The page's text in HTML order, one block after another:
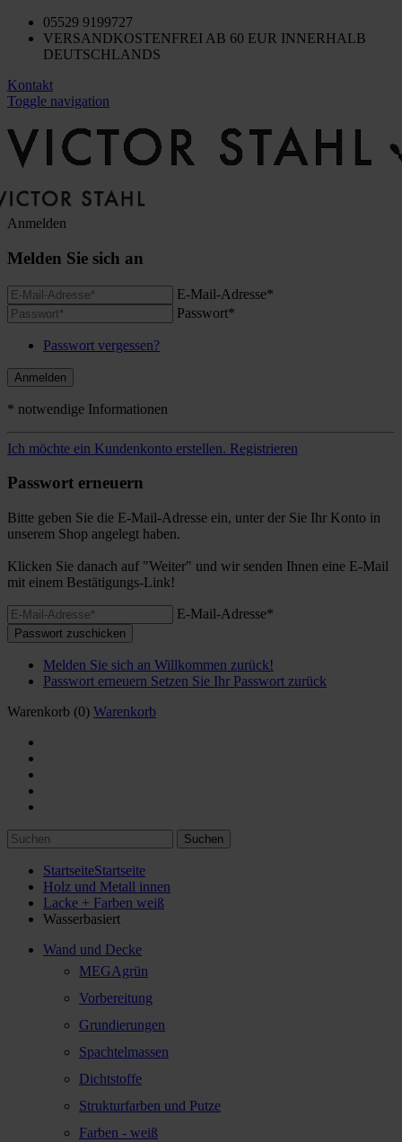
05529 9199727
VERSANDKOSTENFREI AB 60 EUR INNERHALB
DEUTSCHLANDS
Kontakt
Toggle navigation
Anmelden
Melden Sie sich an
E-Mail-Adresse*
Passwort*
Passwort vergessen?
Anmelden
* notwendige Informationen
Ich möchte ein Kundenkonto erstellen. Registrieren
Passwort erneuern
Bitte geben Sie die E-Mail-Adresse ein, unter der Sie Ihr Konto in
unserem Shop angelegt haben.
Klicken Sie danach auf "Weiter" und wir senden Ihnen eine E-Mail
mit einem Bestätigungs-Link!
E-Mail-Adresse*
Passwort zuschicken
Melden Sie sich an Willkommen zurück!
Passwort erneuern Setzen Sie Ihr Passwort zurück
Warenkorb (0) Warenkorb
Suchen
StartseiteStartseite
Holz und Metall innen
Lacke + Farben weiß
Wasserbasiert
Wand und Decke
MEGAgrün
Vorbereitung
Grundierungen
Spachtelmassen
Dichtstoffe
Strukturfarben und Putze
Farben - weiß